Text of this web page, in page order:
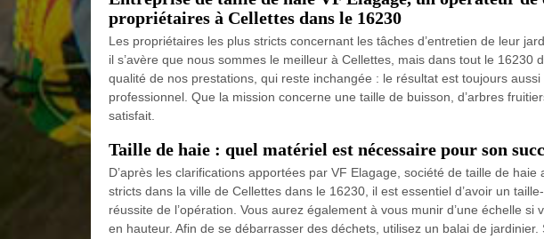
propriétaires à Cellettes dans le 16230
Les propriétaires les plus stricts concernant les tâches d’entretien de leur
il s’avère que nous sommes le meilleur à Cellettes, mais dans tout le 16230
qualité de nos prestations, qui reste inchangée : le résultat est toujours
professionnel. Que la mission concerne une taille de buisson, d’arbres
satisfait.
Taille de haie : quel matériel est nécessaire pour son
D’après les clarifications apportées par VF Elagage, société de taille de
stricts dans la ville de Cellettes dans le 16230, il est essentiel d’avoir un
réussite de l’opération. Vous aurez également à vous munir d’une échelle
en hauteur. Afin de se débarrasser des déchets, utilisez un balai de